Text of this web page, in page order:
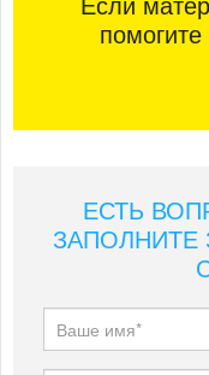
Если
ЕСТЬ
ЗАПОЛНИТЕ